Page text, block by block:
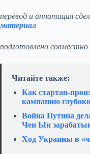
перевод и аннотация
материал
подготовлено совместно
Читайте также:
Как
кампанию
Война Путина
Чен Ын
Ход Украины в